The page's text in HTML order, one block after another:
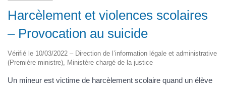
Harcèlement et violences scolaires
– Provocation au suicide
Vérifié le 10/03/2022 – Direction de l’information légale et administrative
(Première ministre), Ministère chargé de la justice
Un mineur est victime de harcèlement scolaire quand un élève